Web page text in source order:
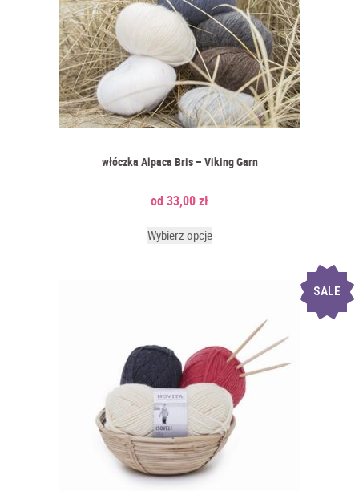
włóczka Alpaca Bris – Viking Garn
33,00zł
Wybierz opcje
SALE